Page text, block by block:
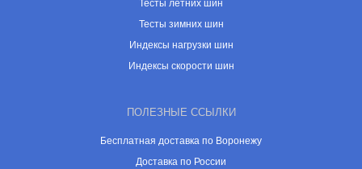
Тесты летних шин
Тесты зимних шин
Индексы нагрузки шин
Индексы скорости шин
ПОЛЕЗНЫЕ ССЫЛКИ
Бесплатная доставка по Воронежу
Доставка по России